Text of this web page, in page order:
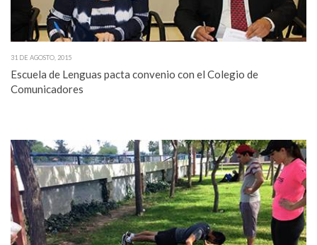
31 DE AGOSTO, 2015
Escuela de Lenguas pacta convenio con el Colegio de
Comunicadores